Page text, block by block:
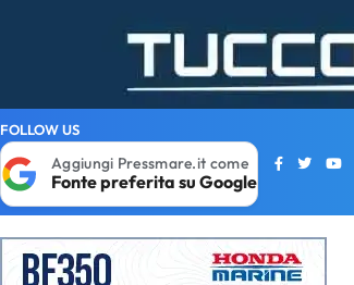
FOLLOW US
Aggiungi Pressmare.it come
Fonte preferita su Google